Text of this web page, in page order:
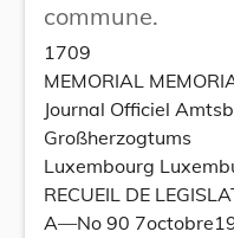
commune.
1709
MEMORIAL
Journal Officiel
Großherzogtums
Luxembourg
RECUEIL DE
A—No 90